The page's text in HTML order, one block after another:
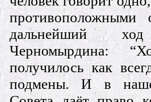
противоположными
дальнейший
Черномырдина:
получилось как
подмены. И в